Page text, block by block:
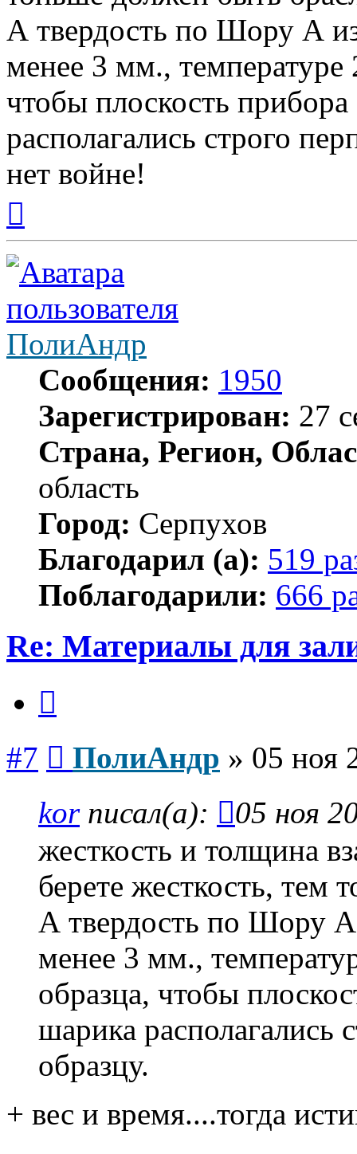
А твердость по Шору А
менее 3 мм.,
чтобы плоскость
располагались строго
нет войне!
началу
ПолиАндр
Сообщения: 1950
Зарегистрирован: 27
Страна, Регион,
область
Город: Серпухов
Благодарил (а): 519
Поблагодарили: 666
Re: Материалы для
#7 ПолиАндр » 05 ноя
korписал(а):
05 ноя
жесткость и толщина
берете жесткость, тем
А твердость по Шору
менее 3 мм.,
образца, чтобы
шарика располагались
образцу.
+ вес и время....тогда